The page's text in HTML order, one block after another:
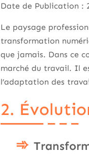
Date de Publication :
Le paysage
transformation
que jamais. Dans ce
marché du travail. Il
l’adaptation des
2.